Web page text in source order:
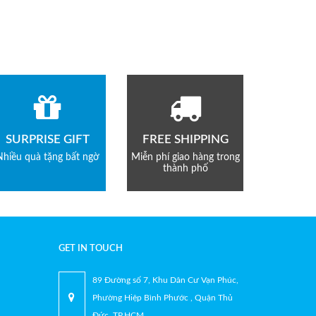
SURPRISE GIFT
quà tặng bất ngờ
FREE SHIPPING
Miễn phí giao hàng trong
thành phố
GET IN TOUCH
89 Đường số 7, Khu Dân Cư Vạn Phúc,
Phường Hiệp Bình Phước , Quận Thủ